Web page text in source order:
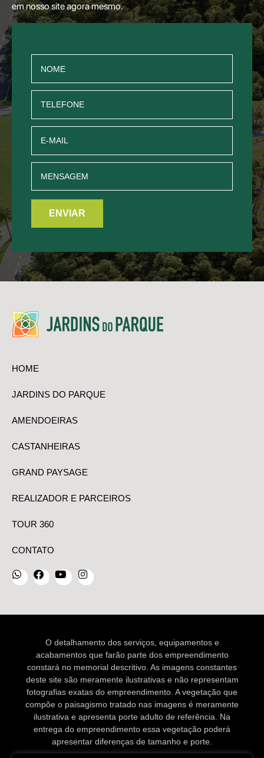
em nosso site agora mesmo.
HOME
JARDINS DO PARQUE
AMENDOEIRAS
CASTANHEIRAS
GRAND PAYSAGE
REALIZADOR E PARCEIROS
TOUR 360
CONTATO
O detalhamento dos serviços, equipamentos e
acabamentos que farão parte dos empreendimento
constará no memorial descritivo. As imagens constantes
deste site são meramente ilustrativas e não representam
fotografias exatas do empreendimento. A vegetação que
compõe o paisagismo tratado nas imagens é meramente
ilustrativa e apresenta porte adulto de referência. Na
entrega do empreendimento essa vegetação poderá
apresentar diferenças de tamanho e porte.